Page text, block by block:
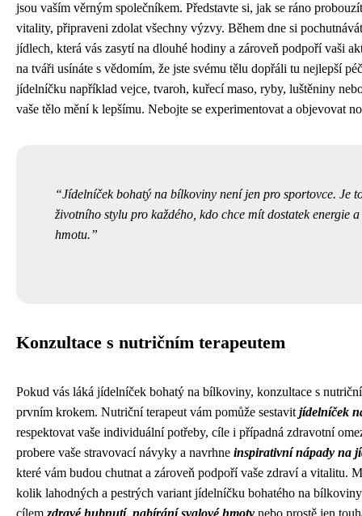
jsou vaším věrným společníkem. Představte si, jak se ráno
vitality, připraveni zdolat všechny výzvy. Během dne si
jídlech, která vás zasytí na dlouhé hodiny a zároveň podpoří vaši
na tváři usínáte s vědomím, že jste svému tělu dopřáli tu nejlepší
jídelníčku například vejce, tvaroh, kuřecí maso, ryby, luštěniny
vaše tělo mění k lepšímu. Nebojte se experimentovat a objevovat
Jídelníček bohatý na bílkoviny není jen pro sportovce. Je
životního stylu pro každého, kdo chce mít dostatek energie
hmotu.
Konzultace s nutričním terapeutem
Pokud vás láká jídelníček bohatý na bílkoviny, konzultace s
prvním krokem. Nutriční terapeut vám pomůže sestavit jídelníček
respektovat vaše individuální potřeby, cíle i případná zdravotní
probere vaše stravovací návyky a navrhne inspirativní nápady na
které vám budou chutnat a zároveň podpoří vaše zdraví a vitalitu.
kolik lahodných a pestrých variant jídelníčku bohatého na